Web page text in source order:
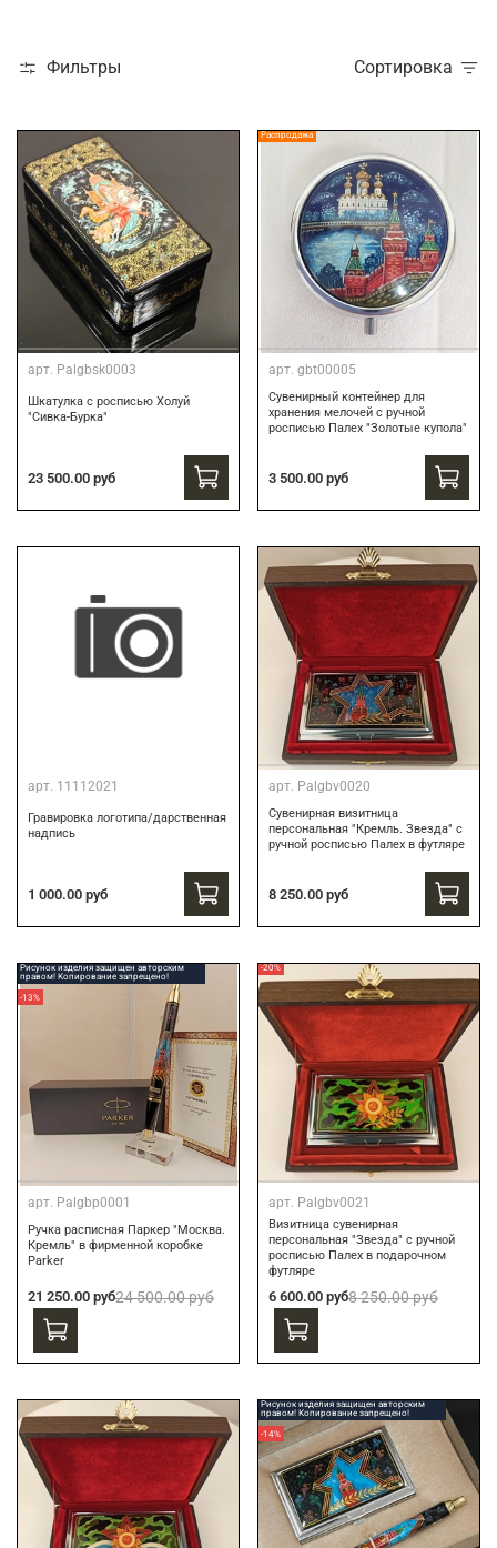
Фильтры Сортировка
арт. Palgbsk0003
Шкатулка с росписью Холуй
"Сивка-Бурка"
23 500.00 руб
Распродажа
арт. gbt00005
Сувенирный контейнер для
хранения мелочей с ручной
росписью Палех "Золотые купола"
3 500.00 руб
арт. 11112021
Гравировка логотипа/дарственная
надпись
1 000.00 руб
арт. Palgbv0020
Сувенирная визитница
персональная "Кремль. Звезда" с
ручной росписью Палех в футляре
8 250.00 руб
Рисунок изделия защищен авторским
правом! Копирование запрещено!
-13%
арт. Palgbp0001
Ручка расписная Паркер "Москва.
Кремль" в фирменной коробке
Parker
21 250.00 руб24 500.00 руб
-20%
арт. Palgbv0021
Визитница сувенирная
персональная "Звезда" с ручной
росписью Палех в подарочном
футляре
6 600.00 руб8 250.00 руб
Рисунок изделия защищен авторским
правом! Копирование запрещено!
-14%